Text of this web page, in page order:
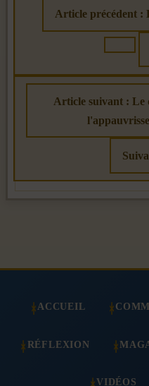
Article précédent :
Article suivant : Le
ACCUEIL
RÉFLEXION
VIDÉOS